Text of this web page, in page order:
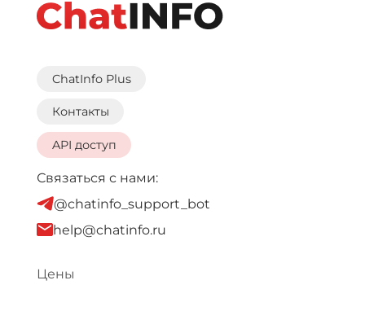
ChatInfo Plus
Контакты
API доступ
Связаться с нами:
@chatinfo_support_bot
help@chatinfo.ru
Цены